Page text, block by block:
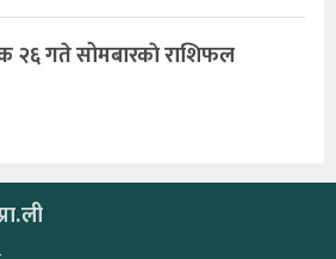
२६ गते सोमबारकाे राशिफल